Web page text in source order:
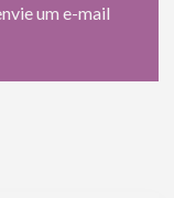
um e-mail